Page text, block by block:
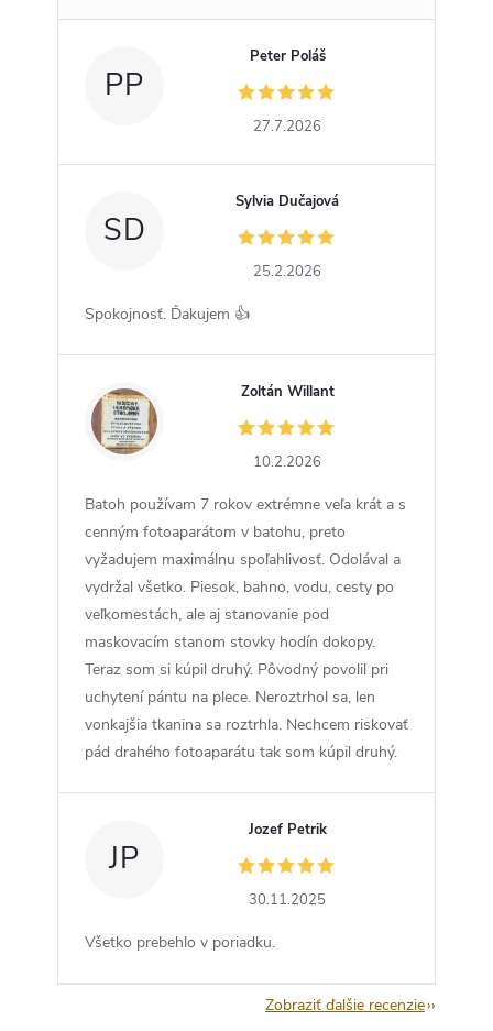
PP
Peter Poláš
27.7.2026
SD
Sylvia Dučajová
25.2.2026
Spokojnosť. Ďakujem 👍
ZW
Zoltán Willant
10.2.2026
Batoh používam 7 rokov extrémne veľa krát a s
cenným fotoaparátom v batohu, preto
vyžadujem maximálnu spoľahlivosť. Odolával a
vydržal všetko. Piesok, bahno, vodu, cesty po
veľkomestách, ale aj stanovanie pod
maskovacím stanom stovky hodín dokopy.
Teraz som si kúpil druhý. Pôvodný povolil pri
uchytení pántu na plece. Neroztrhol sa, len
vonkajšia tkanina sa roztrhla. Nechcem riskovať
pád drahého fotoaparátu tak som kúpil druhý.
JP
Jozef Petrik
30.11.2025
Všetko prebehlo v poriadku.
Zobraziť ďalšie recenzie